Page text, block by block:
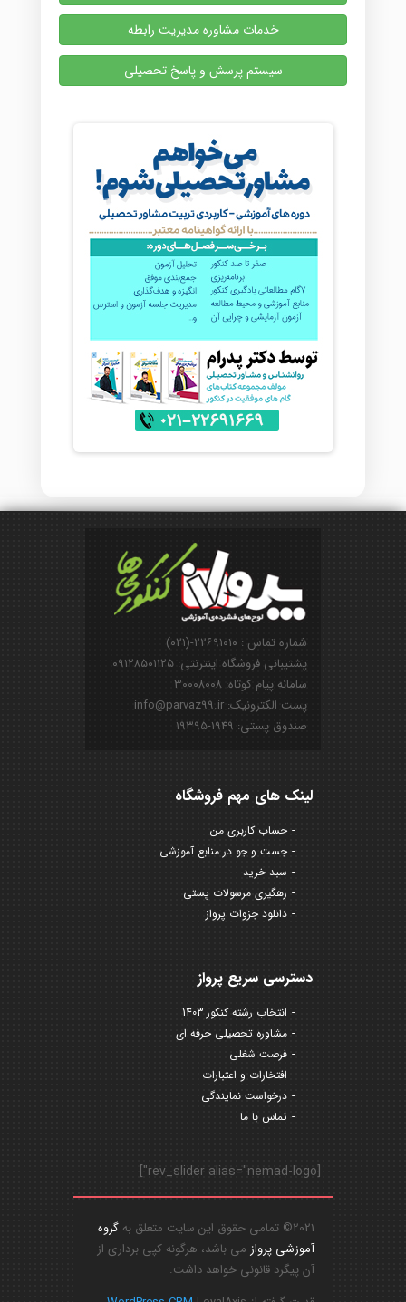
خدمات مشاوره مدیریت رابطه
سیستم پرسش و پاسخ تحصیلی
شماره تماس : ۲۲۶۹۱۰۱۰-(۰۲۱)
پشتیبانی فروشگاه اینترنتی: ۰۹۱۲۸۵۰۱۱۲۵
سامانه پیام کوتاه: ۳۰۰۰۸۰۰۸
پست الکترونیک: info@parvaz99.ir
صندوق پستی: ۱۹۴۹-۱۹۳۹۵
لینک های مهم فروشگاه
حساب کاربری من
جست و جو در منابع آموزشی
سبد خرید
رهگیری مرسولات پستی
دانلود جزوات پرواز
دسترسی سریع پرواز
انتخاب رشته کنکور 1403
مشاوره تحصیلی حرفه ای
فرصت شغلی
افتخارات و اعتبارات
درخواست نمایندگی
تماس با ما
[rev_slider alias="nemad-logo"]
2021© تمامی حقوق این سایت متعلق به
گروه
آموزشی پرواز می باشد، هرگونه کپی برداری از
آن پیگرد قانونی خواهد داشت.